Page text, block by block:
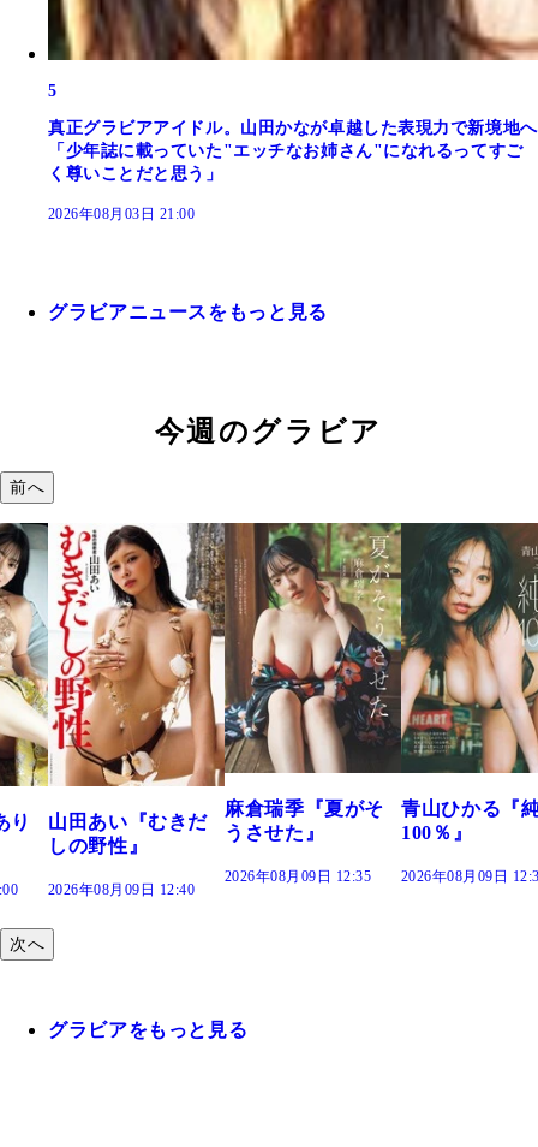
5
真正グラビアアイドル。山田かなが卓越した表現力で新境地へ
「少年誌に載っていた"エッチなお姉さん"になれるってすご
く尊いことだと思う」
2026年08月03日 21:00
グラビアニュースをもっと見る
今週のグラビア
前へ
だ
麻倉瑞季『夏がそ
うさせた』
青山ひかる『純度
100％』
2026年08月09日 12:30
溝端 葵『も
つの、あおい
で。』
2026年08月09日
次へ
グラビアをもっと見る